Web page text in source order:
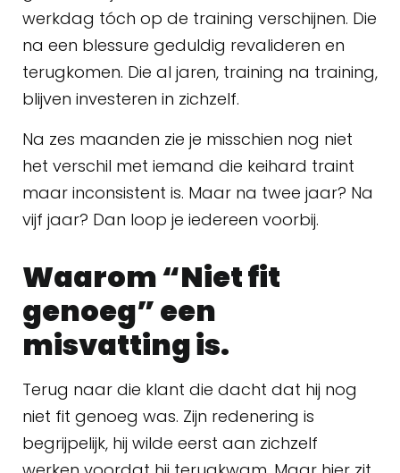
werkdag tóch op de training verschijnen. Die
na een blessure geduldig revalideren en
terugkomen. Die al jaren, training na training,
blijven investeren in zichzelf.
Na zes maanden zie je misschien nog niet
het verschil met iemand die keihard traint
maar inconsistent is. Maar na twee jaar? Na
vijf jaar? Dan loop je iedereen voorbij.
Waarom “Niet fit
genoeg” een
misvatting is.
Terug naar die klant die dacht dat hij nog
niet fit genoeg was. Zijn redenering is
begrijpelijk, hij wilde eerst aan zichzelf